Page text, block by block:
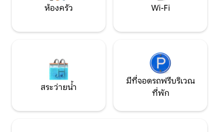
ห้องครัว Wi-Fi
สระว่ายน้ำ
มีที่จอดรถฟรีบริเวณ
ที่พัก